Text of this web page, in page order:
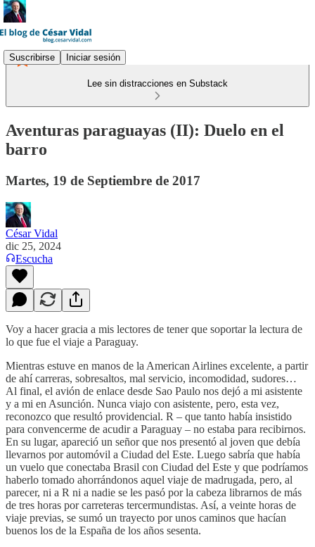
Suscribirse Iniciar sesión
Lee sin distracciones en Substack
Aventuras paraguayas (II): Duelo en el
barro
Martes, 19 de Septiembre de 2017
César Vidal
dic 25, 2024
Escucha
Voy a hacer gracia a mis lectores de tener que soportar la lectura de
lo que fue el viaje a Paraguay.
Mientras estuve en manos de la American Airlines excelente, a partir
de ahí carreras, sobresaltos, mal servicio, incomodidad, sudores…
Al final, el avión de enlace desde Sao Paulo nos dejó a mi asistente
y a mi en Asunción. Nunca viajo con asistente, pero, esta vez,
reconozco que resultó providencial. R – que tanto había insistido
para convencerme de acudir a Paraguay – no estaba para recibirnos.
En su lugar, apareció un señor que nos presentó al joven que debía
llevarnos por automóvil a Ciudad del Este. Luego sabría que había
un vuelo que conectaba Brasil con Ciudad del Este y que podríamos
haberlo tomado ahorrándonos aquel viaje de madrugada, pero, al
parecer, ni a R ni a nadie se les pasó por la cabeza librarnos de más
de tres horas por carreteras tercermundistas. Así, a veinte horas de
viaje previas, se sumó un trayecto por unos caminos que hacían
buenos los de la España de los años sesenta.